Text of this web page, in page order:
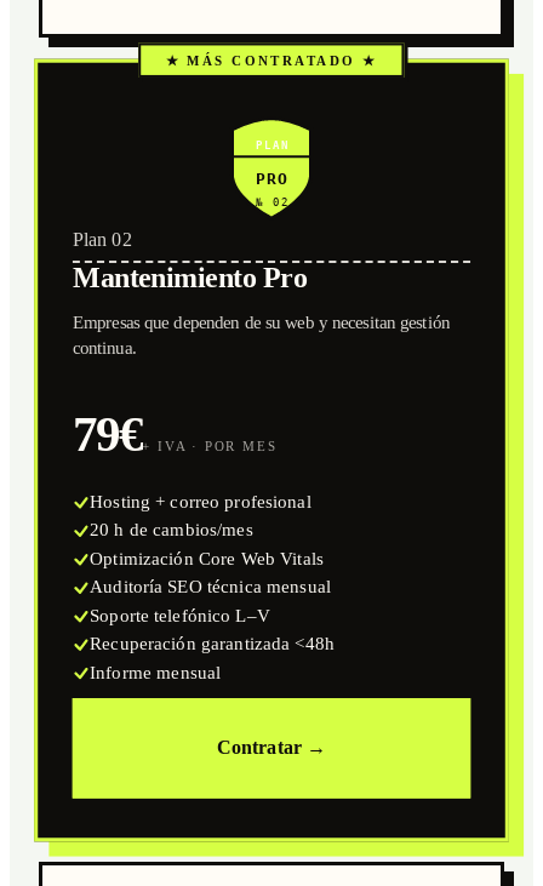
★ MÁS CONTRATADO ★
PLAN
PRO
№ 02
Plan 02
Mantenimiento Pro
Empresas que dependen de su web y necesitan gestión
continua.
79€+ IVA · POR MES
Hosting + correo profesional
20 h de cambios/mes
Optimización Core Web Vitals
Auditoría SEO técnica mensual
Soporte telefónico L–V
Recuperación garantizada <48h
Informe mensual
Contratar →